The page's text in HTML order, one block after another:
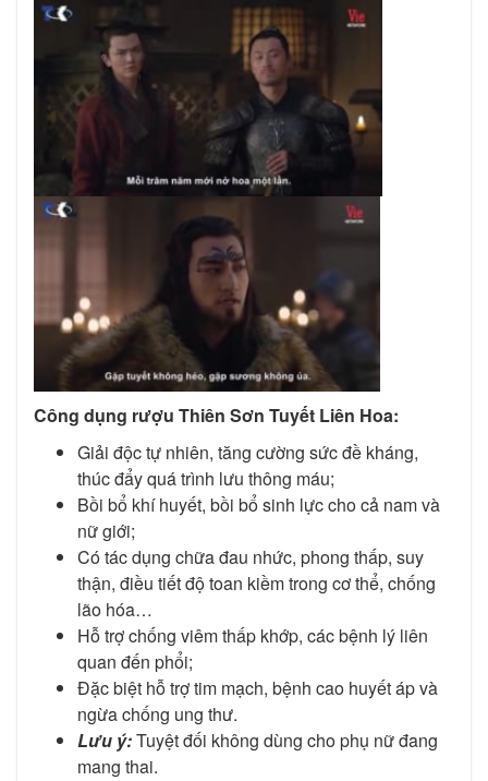
Công dụng rượu Thiên Sơn Tuyết Liên Hoa:
Giải độc tự nhiên, tăng cường sức đề kháng,
thúc đẩy quá trình lưu thông máu;
Bồi bổ khí huyết, bồi bổ sinh lực cho cả nam và
nữ giới;
Có tác dụng chữa đau nhức, phong thấp, suy
thận, điều tiết độ toan kiềm trong cơ thể, chống
lão hóa…
Hỗ trợ chống viêm thấp khớp, các bệnh lý liên
quan đến phổi;
Đặc biệt hỗ trợ tim mạch, bệnh cao huyết áp và
ngừa chống ung thư.
Lưu ý:Tuyệt đối không dùng cho phụ nữ đang
mang thai.